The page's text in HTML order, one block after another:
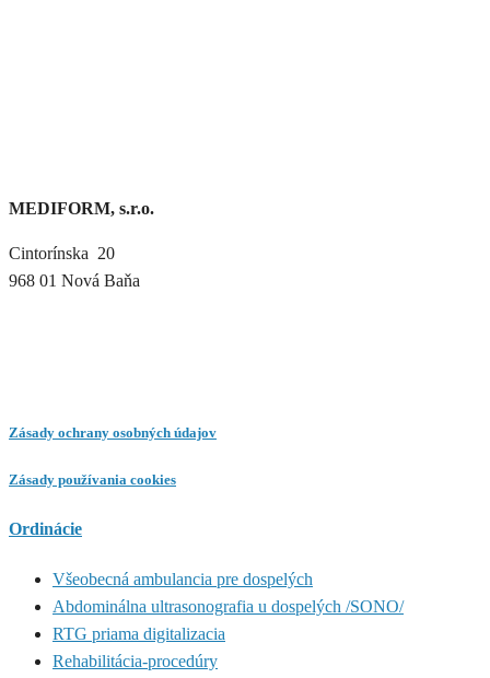
MEDIFORM, s.r.o.
Cintorínska 20
968 01 Nová Baňa
Zásady ochrany osobných údajov
Zásady používania cookies
Ordinácie
Všeobecná ambulancia pre dospelých
Abdominálna ultrasonografia u dospelých /SONO/
RTG priama digitalizacia
Rehabilitácia-procedúry